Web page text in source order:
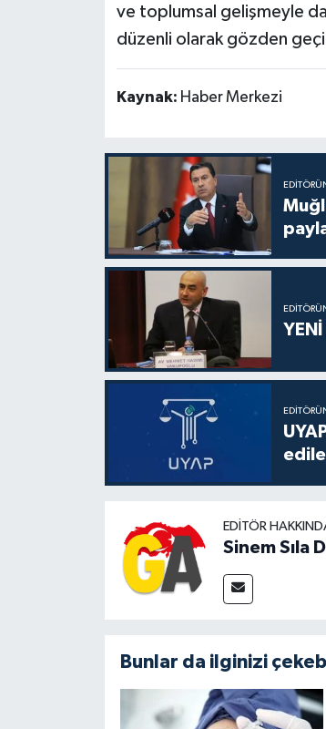
ve toplumsal gelişmeyle
düzenli olarak gözden
Kaynak: Haber Merkezi
EDITÖR
Sinem Sıla
Bunlar da ilginizi